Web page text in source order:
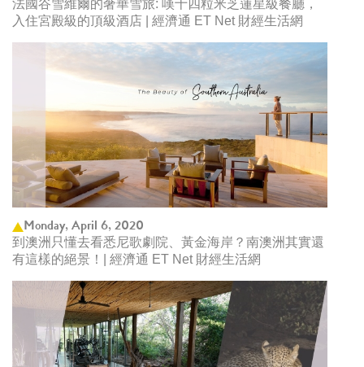
法國谷雪維爾的奢華雪旅: 嘆十四粒米芝蓮星級餐廳，
入住宮殿級的頂級酒店 | 經濟通 ET Net 財經生活網
Monday, April 6, 2020
到澳洲只懂去看悉尼歌劇院、黃金海岸？南澳洲其實還
有這樣的絕景！| 經濟通 ET Net 財經生活網